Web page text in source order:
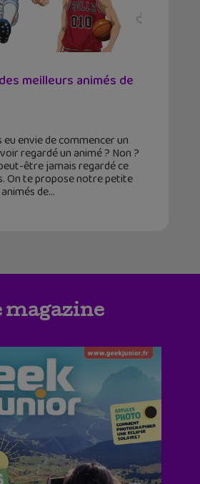
meilleurs animés de
eu envie de commencer un
regardé un animé ? Non ?
être jamais regardé ce
On te propose notre petite
de
magazine